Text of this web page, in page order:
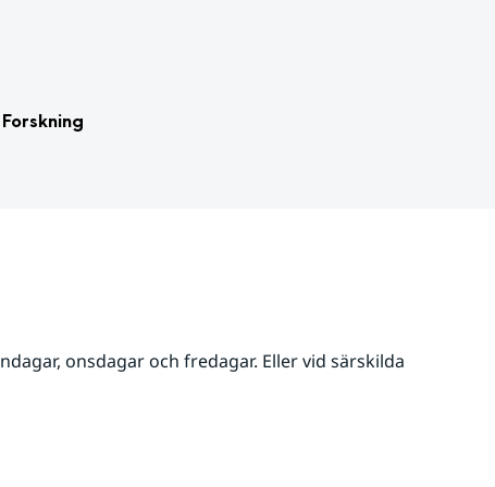
Forskning
onsdagar och fredagar. Eller vid särskilda